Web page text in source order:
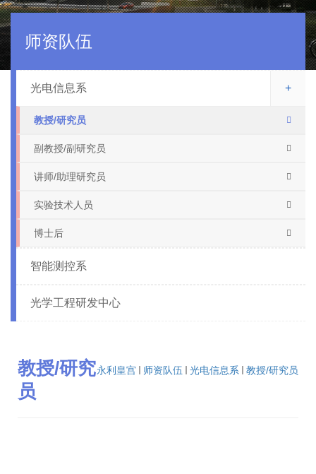
师资队伍
光电信息系 +
教授/研究员
副教授/副研究员
讲师/助理研究员
实验技术人员
博士后
智能测控系
光学工程研发中心
永利皇宫 师资队伍 光电信息系 教授/研究员
教授/研究
员